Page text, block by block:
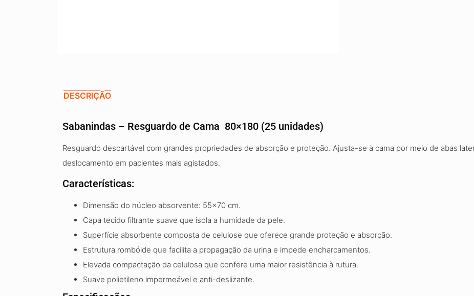
DESCRIÇÃO
Sabanindas – Resguardo de Cama 80×180 (25 unidades)
Resguardo descartável com grandes propriedades de absorção e proteção. Ajusta-se à cama por meio de abas
deslocamento em pacientes mais agistados.
Características:
Dimensão do núcleo absorvente: 55×70 cm.
Capa tecido filtrante suave que isola a humidade da pele.
Superfície absorbente composta de celulose que oferece grande proteção e absorção.
Estrutura rombóide que facilita a propagação da urina e impede encharcamentos.
Elevada compactação da celulosa que confere uma maior resistência à rutura.
Suave polietileno impermeável e anti-deslizante.